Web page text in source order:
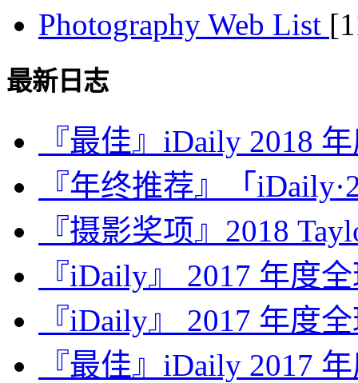
Photography Web List
最新日志
『最佳』iDaily 2018
『年终推荐』「
『摄影奖项』2018
『iDaily』 2017 年度
『iDaily』 2017 年度
『最佳』iDaily 2017